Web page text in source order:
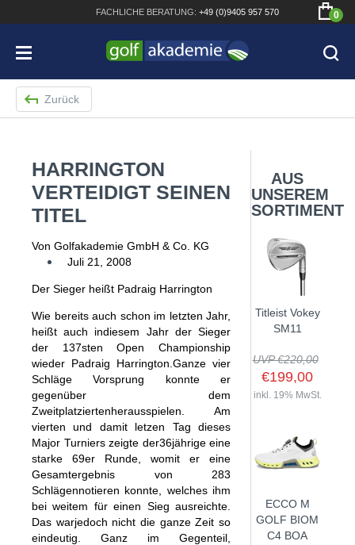
FACHLICHE BERATUNG: +49 (0)9405 957 570 0
Bridgestone JGR Driver 2018
Cobra King F8+ Driver
Bennington Waterproof QO14 Sport Cartbag
SHOP
GOLFSCHLÄGER
DRIVER
FAIRWAYHÖLZER
EISENSÄTZE
BAGS
CARTBAGS
STANDBAGS
TROLLIES
PUSH- & PULLTROLLIES
BÄLLE
Zurück
HARRINGTON
VERTEIDIGT SEINEN
TITEL
Von Golfakademie GmbH & Co. KG
Juli 21, 2008
Der Sieger heißt Padraig Harrington
Wie bereits auch schon im letzten Jahr,
heißt auch indiesem Jahr der Sieger
der 137sten Open Championship
wieder Padraig Harrington.Ganze vier
Schläge Vorsprung konnte er
gegenüber dem
Zweitplatziertenherausspielen. Am
vierten und damit letzen Tag dieses
Major Turniers zeigte der36jährige eine
starke 69er Runde, womit er eine
Gesamtergebnis von 283
Schlägennotieren konnte, welches ihm
bei weitem für einen Sieg ausreichte.
Das warjedoch nicht die ganze Zeit so
eindeutig. Ganz im Gegenteil,
AUS
UNSEREM
SORTIMENT
Titleist Vokey
SM11
UVP €220,00
€199,00
inkl. 19% MwSt.
ECCO M
GOLF BIOM
C4 BOA